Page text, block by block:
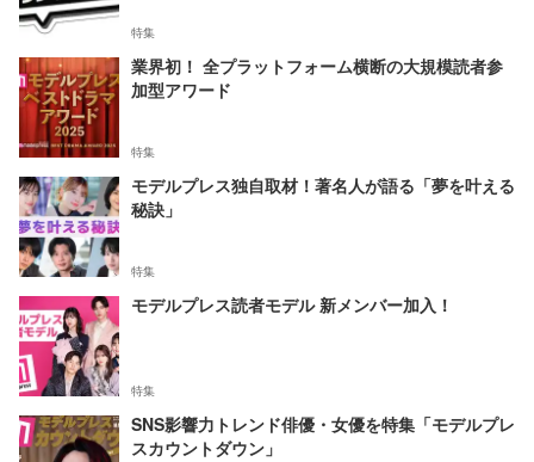
特集
業界初！ 全プラットフォーム横断の大規模読者参
加型アワード
特集
モデルプレス独自取材！著名人が語る「夢を叶える
秘訣」
特集
モデルプレス読者モデル 新メンバー加入！
特集
SNS影響力トレンド俳優・女優を特集「モデルプレ
スカウントダウン」